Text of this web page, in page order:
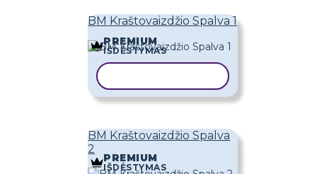
BM Kraštovaizdžio Spalva 1
PREMIUM
IŠDĖSTYMAS
BM Kraštovaizdžio Spalva
2
PREMIUM
IŠDĖSTYMAS